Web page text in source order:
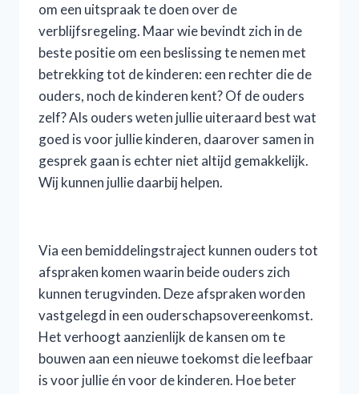
om een uitspraak te doen over de
verblijfsregeling. Maar wie bevindt zich in de
beste positie om een beslissing te nemen met
betrekking tot de kinderen: een rechter die de
ouders, noch de kinderen kent? Of de ouders
zelf? Als ouders weten jullie uiteraard best wat
goed is voor jullie kinderen, daarover samen in
gesprek gaan is echter niet altijd gemakkelijk.
Wij kunnen jullie daarbij helpen.
Via een bemiddelingstraject kunnen ouders tot
afspraken komen waarin beide ouders zich
kunnen terugvinden. Deze afspraken worden
vastgelegd in een ouderschapsovereenkomst.
Het verhoogt aanzienlijk de kansen om te
bouwen aan een nieuwe toekomst die leefbaar
is voor jullie én voor de kinderen. Hoe beter